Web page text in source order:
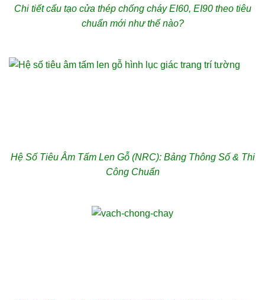
Chi tiết cấu tạo cửa thép chống cháy EI60, EI90 theo tiêu
chuẩn mới như thế nào?
Hệ Số Tiêu Âm Tấm Len Gỗ (NRC): Bảng Thông Số & Thi
Công Chuẩn